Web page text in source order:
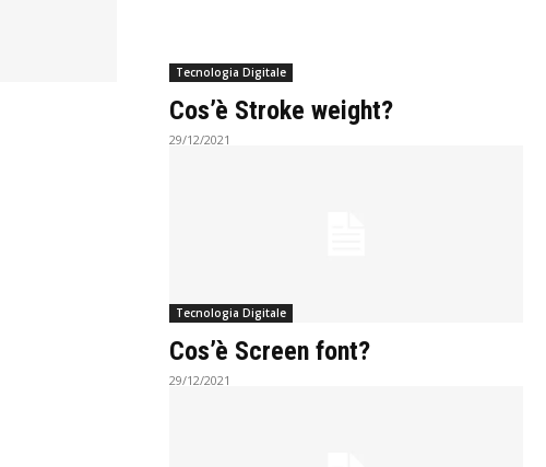
Tecnologia Digitale
Cos’è Stroke weight?
29/12/2021
Tecnologia Digitale
Cos’è Screen font?
29/12/2021